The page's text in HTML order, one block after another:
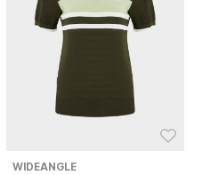
WIDEANGLE